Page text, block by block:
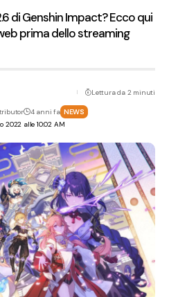
di Genshin Impact? Ecco qui
prima dello streaming
2022 alle 10:02 AM
4 anni fa NEWS
Lettura da 2 minuti